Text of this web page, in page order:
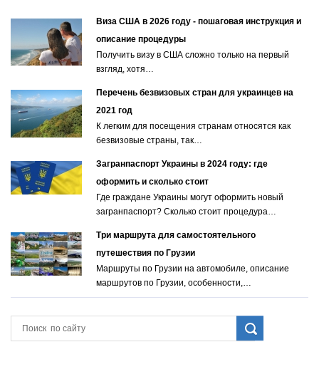
Виза США в 2026 году - пошаговая инструкция и
описание процедуры
Получить визу в США сложно только на первый
взгляд, хотя…
Перечень безвизовых стран для украинцев на
2021 год
К легким для посещения странам относятся как
безвизовые страны, так…
Загранпаспорт Украины в 2024 году: где
оформить и сколько стоит
Где граждане Украины могут оформить новый
загранпаспорт? Сколько стоит процедура…
Три маршрута для самостоятельного
путешествия по Грузии
Маршруты по Грузии на автомобиле, описание
маршрутов по Грузии, особенности,…